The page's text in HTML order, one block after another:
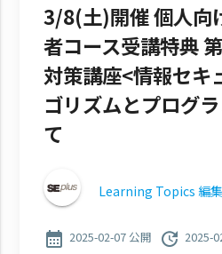
3/8(土)開催 個人向
者コース受講特典
対策講座<情報セキ
ゴリズムとプログ
て
Learning Topics 編
calendar_month 2025-02-07 公開 update 2025-